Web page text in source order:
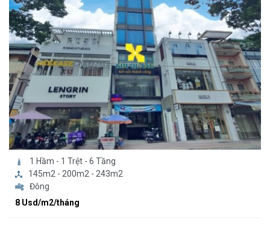
1 Hầm - 1 Trệt - 6 Tầng
145m2 - 200m2 - 243m2
Đông
8 Usd/m2/tháng